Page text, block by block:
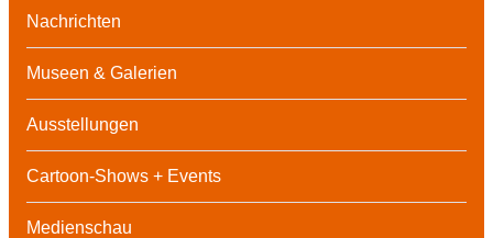
Nachrichten
Museen & Galerien
Ausstellungen
Cartoon-Shows + Events
Medienschau